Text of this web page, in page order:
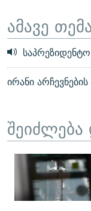
ამავე
ირანი